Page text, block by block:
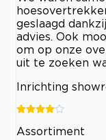
geslaagd
advies. Ook
om op onze
uit te zoeken
Inrichting
Assortiment